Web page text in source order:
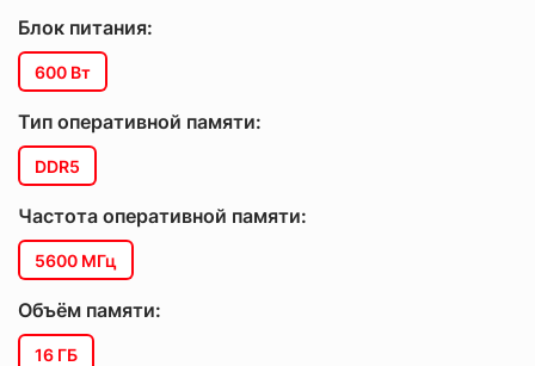
Блок питания:
600 Вт
Тип оперативной памяти:
DDR5
Частота оперативной памяти:
5600 МГц
Объём памяти:
16 ГБ